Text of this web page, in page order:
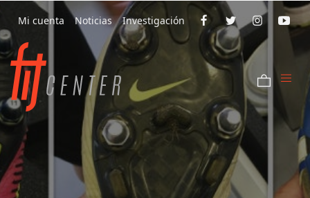
Mi cuenta Noticias Investigación